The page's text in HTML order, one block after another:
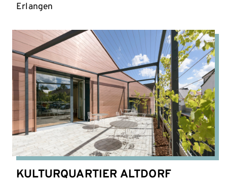
Erlangen
KULTURQUARTIER ALTDORF